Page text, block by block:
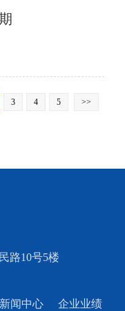
3 4 5 >>
路10号5楼
新闻中心
企业业绩